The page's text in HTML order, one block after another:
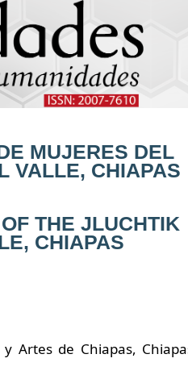
MUJERES DEL
VALLE, CHIAPAS
THE JLUCHTIK
CHIAPAS
Artes de Chiapas,